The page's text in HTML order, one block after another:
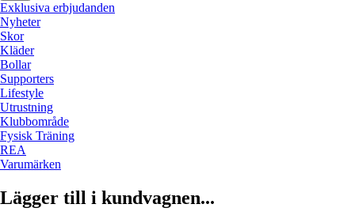
Exklusiva erbjudanden
Nyheter
Skor
Kläder
Bollar
Supporters
Lifestyle
Utrustning
Klubbområde
Fysisk Träning
REA
Varumärken
Lägger till i kundvagnen...